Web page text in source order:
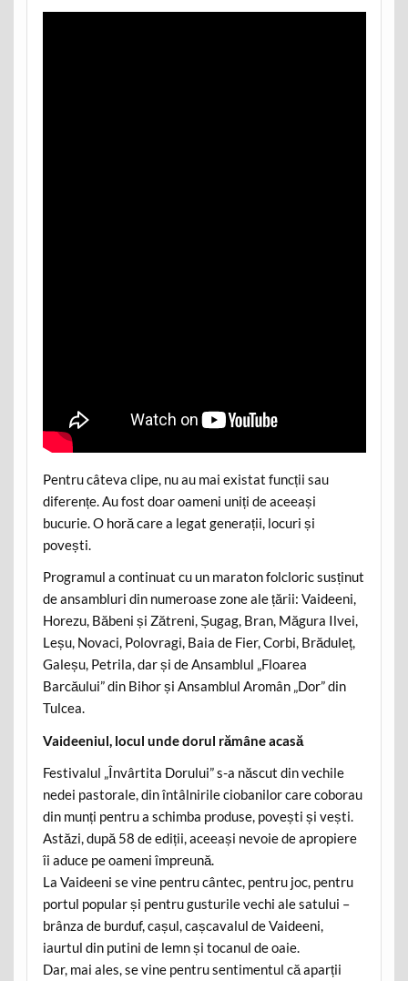
Pentru câteva clipe, nu au mai existat funcții sau
diferențe. Au fost doar oameni uniți de aceeași
bucurie. O horă care a legat generații, locuri și
povești.
Programul a continuat cu un maraton folcloric susținut
de ansambluri din numeroase zone ale țării: Vaideeni,
Horezu, Băbeni și Zătreni, Șugag, Bran, Măgura Ilvei,
Leșu, Novaci, Polovragi, Baia de Fier, Corbi, Brăduleț,
Galeșu, Petrila, dar și de Ansamblul „Floarea
Barcăului” din Bihor și Ansamblul Aromân „Dor” din
Tulcea.
Vaideeniul, locul unde dorul rămâne acasă
Festivalul „Învârtita Dorului” s-a născut din vechile
nedei pastorale, din întâlnirile ciobanilor care coborau
din munți pentru a schimba produse, povești și vești.
Astăzi, după 58 de ediții, aceeași nevoie de apropiere
îi aduce pe oameni împreună.
La Vaideeni se vine pentru cântec, pentru joc, pentru
portul popular și pentru gusturile vechi ale satului –
brânza de burduf, cașul, cașcavalul de Vaideeni,
iaurtul din putini de lemn și tocanul de oaie.
Dar, mai ales, se vine pentru sentimentul că aparții